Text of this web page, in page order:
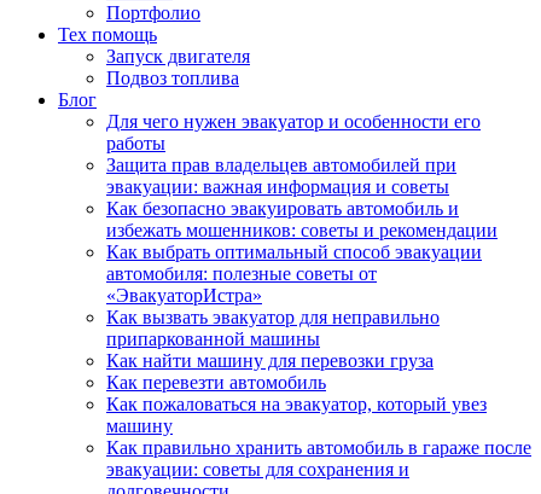
Портфолио
Тех помощь
Запуск двигателя
Подвоз топлива
Блог
Для чего нужен эвакуатор и особенности его
работы
Защита прав владельцев автомобилей при
эвакуации: важная информация и советы
Как безопасно эвакуировать автомобиль и
избежать мошенников: советы и рекомендации
Как выбрать оптимальный способ эвакуации
автомобиля: полезные советы от
«ЭвакуаторИстра»
Как вызвать эвакуатор для неправильно
припаркованной машины
Как найти машину для перевозки груза
Как перевезти автомобиль
Как пожаловаться на эвакуатор, который увез
машину
Как правильно хранить автомобиль в гараже после
эвакуации: советы для сохранения и